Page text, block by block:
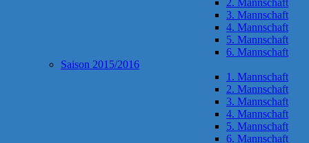
3. Mannschaft
4. Mannschaft
5. Mannschaft
6. Mannschaft
Saison 2015/2016
1. Mannschaft
2. Mannschaft
3. Mannschaft
4. Mannschaft
5. Mannschaft
6. Mannschaft